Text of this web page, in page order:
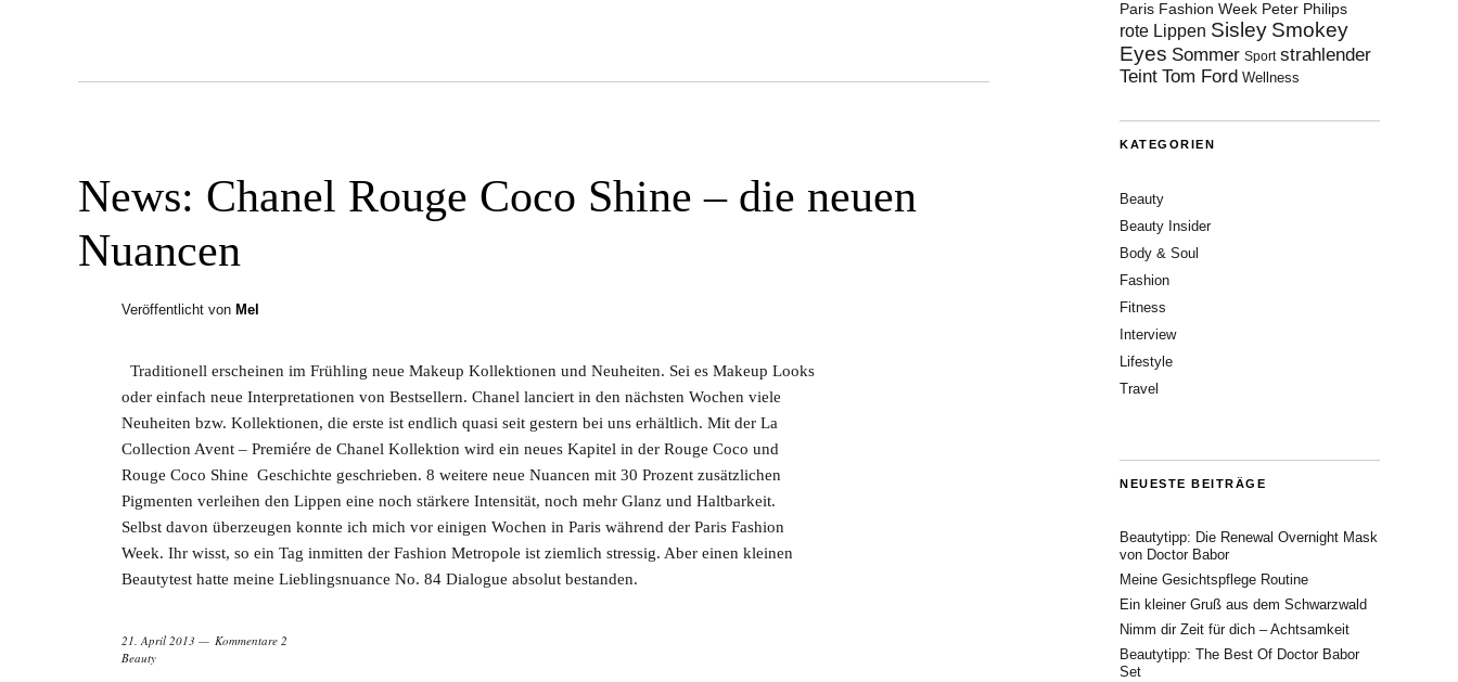
News: Chanel Rouge Coco Shine – die neuen
Nuancen
Veröffentlicht von Mel
Traditionell erscheinen im Frühling neue Makeup Kollektionen und Neuheiten. Sei es Makeup Looks
oder einfach neue Interpretationen von Bestsellern. Chanel lanciert in den nächsten Wochen viele
Neuheiten bzw. Kollektionen, die erste ist endlich quasi seit gestern bei uns erhältlich. Mit der La
Collection Avent – Premiére de Chanel Kollektion wird ein neues Kapitel in der Rouge Coco und
Rouge Coco Shine Geschichte geschrieben. 8 weitere neue Nuancen mit 30 Prozent zusätzlichen
Pigmenten verleihen den Lippen eine noch stärkere Intensität, noch mehr Glanz und Haltbarkeit.
Selbst davon überzeugen konnte ich mich vor einigen Wochen in Paris während der Paris Fashion
Week. Ihr wisst, so ein Tag inmitten der Fashion Metropole ist ziemlich stressig. Aber einen kleinen
Beautytest hatte meine Lieblingsnuance No. 84 Dialogue absolut bestanden.
21. April 2013
Kommentare 2
Beauty
Paris Fashion Week Peter Philips
rote Lippen Sisley Smokey
Eyes Sommer Sport strahlender
Teint Tom Ford Wellness
KATEGORIEN
Beauty
Beauty Insider
Body & Soul
Fashion
Fitness
Interview
Lifestyle
Travel
NEUESTE BEITRÄGE
Beautytipp: Die Renewal Overnight Mask
von Doctor Babor
Meine Gesichtspflege Routine
Ein kleiner Gruß aus dem Schwarzwald
Nimm dir Zeit für dich – Achtsamkeit
Beautytipp: The Best Of Doctor Babor
Set